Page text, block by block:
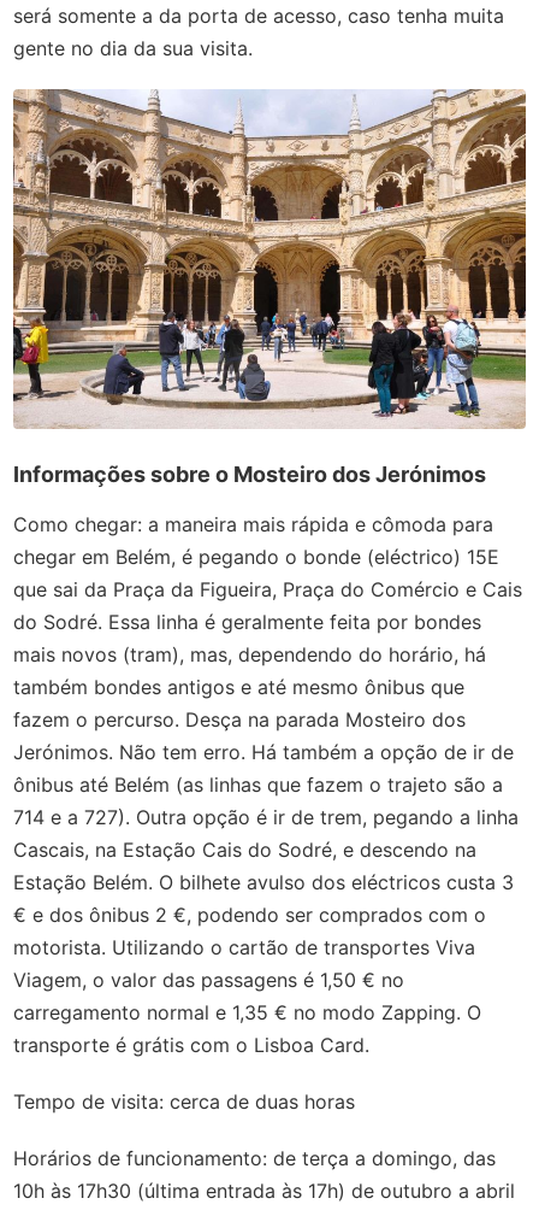
será somente a da porta de acesso, caso tenha muita
gente no dia da sua visita.
Informações sobre o Mosteiro dos Jerónimos
Como chegar: a maneira mais rápida e cômoda para
chegar em Belém, é pegando o bonde (eléctrico) 15E
que sai da Praça da Figueira, Praça do Comércio e Cais
do Sodré. Essa linha é geralmente feita por bondes
mais novos (tram), mas, dependendo do horário, há
também bondes antigos e até mesmo ônibus que
fazem o percurso. Desça na parada Mosteiro dos
Jerónimos. Não tem erro. Há também a opção de ir de
ônibus até Belém (as linhas que fazem o trajeto são a
714 e a 727). Outra opção é ir de trem, pegando a linha
Cascais, na Estação Cais do Sodré, e descendo na
Estação Belém. O bilhete avulso dos eléctricos custa 3
€ e dos ônibus 2 €, podendo ser comprados com o
motorista. Utilizando o cartão de transportes Viva
Viagem, o valor das passagens é 1,50 € no
carregamento normal e 1,35 € no modo Zapping. O
transporte é grátis com o Lisboa Card.
Tempo de visita: cerca de duas horas
Horários de funcionamento: de terça a domingo, das
10h às 17h30 (última entrada às 17h) de outubro a abril